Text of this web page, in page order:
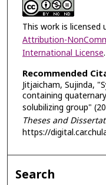
This work is licensed
Attribution-
International License.
Recommended
Jitjaicham, Sujinda,
containing
solubilizing group"
Theses and
https://
Search